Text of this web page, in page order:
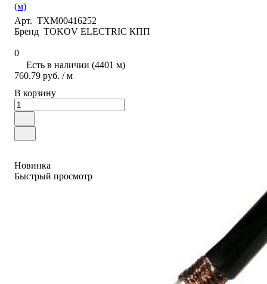
(м)
Арт. ТХМ00416252
Бренд TOKOV ELECTRIC КПП
0
Есть в наличии (4401 м)
760.79 руб. / м
В корзину
Новинка
Быстрый просмотр